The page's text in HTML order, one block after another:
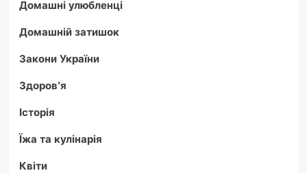
Домашні улюбленці
Домашній затишок
Закони України
Здоров'я
Історія
Їжа та кулінарія
Квіти